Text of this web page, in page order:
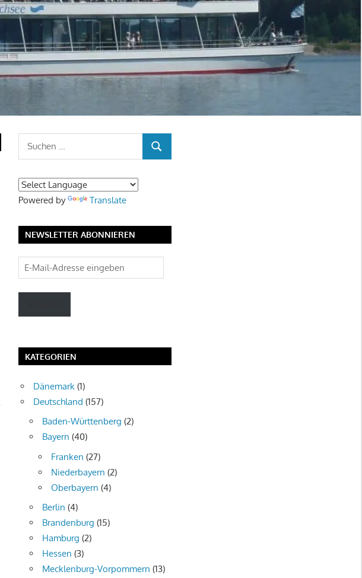
Suchen
SUCHEN
Powered by Translate
NEWSLETTER ABONNIEREN
E-
Mail-
Adresse
KATEGORIEN
Dänemark (1)
Deutschland (157)
Baden-Württenberg (2)
Bayern (40)
Franken (27)
Niederbayern (2)
Oberbayern (4)
Berlin (4)
Brandenburg (15)
Hamburg (2)
Hessen (3)
Mecklenburg-Vorpommern (13)